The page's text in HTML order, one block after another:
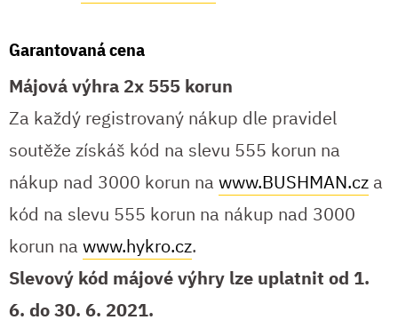
Garantovaná cena
Májová výhra 2x 555 korun
Za každý registrovaný nákup dle pravidel
soutěže získáš kód na slevu 555 korun na
nákup nad 3000 korun na www.BUSHMAN.cz a
kód na slevu 555 korun na nákup nad 3000
korun na www.hykro.cz.
Slevový kód májové výhry lze uplatnit od 1.
6. do 30. 6. 2021.